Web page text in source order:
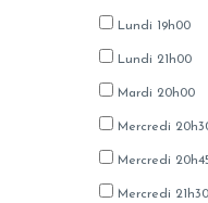
Lundi 19h00
Lundi 21h00
Mardi 20h00
Mercredi
Mercredi
Mercredi 21h30